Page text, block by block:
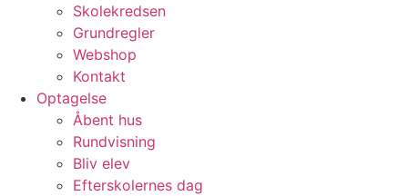
Skolekredsen
Grundregler
Webshop
Kontakt
Optagelse
Åbent hus
Rundvisning
Bliv elev
Efterskolernes dag